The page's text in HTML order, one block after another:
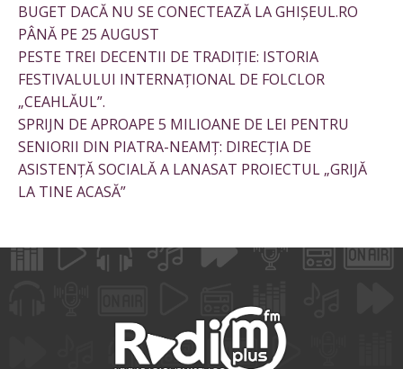
BUGET DACĂ NU SE CONECTEAZĂ LA GHIȘEUL.RO
PÂNĂ PE 25 AUGUST
PESTE TREI DECENTII DE TRADIȚIE: ISTORIA
FESTIVALULUI INTERNAȚIONAL DE FOLCLOR
„CEAHLĂUL”.
SPRIJN DE APROAPE 5 MILIOANE DE LEI PENTRU
SENIORII DIN PIATRA-NEAMȚ: DIRECȚIA DE
ASISTENȚĂ SOCIALĂ A LANASAT PROIECTUL „GRIJĂ
LA TINE ACASĂ”